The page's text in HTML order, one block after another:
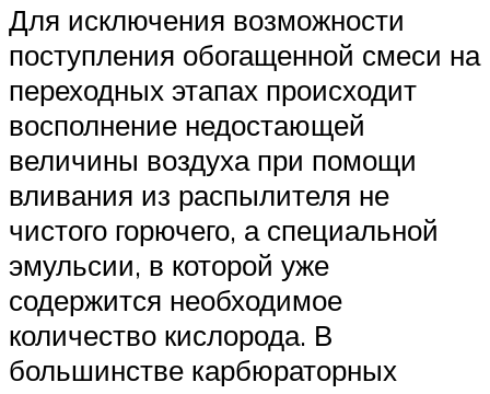
Для исключения возможности
поступления обогащенной смеси на
переходных этапах происходит
восполнение недостающей
величины воздуха при помощи
вливания из распылителя не
чистого горючего, а специальной
эмульсии, в которой уже
содержится необходимое
количество кислорода. В
большинстве карбюраторных